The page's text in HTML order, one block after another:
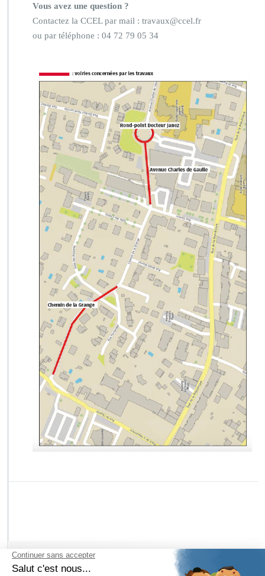
Vous avez une question ?
Contactez la CCEL par mail : travaux@ccel.fr
ou par téléphone : 04 72 79 05 34